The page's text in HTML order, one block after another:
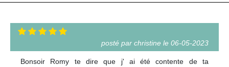
posté par christine le 06-05-2023
Bonsoir Romy te dire que j' ai été contente de ta